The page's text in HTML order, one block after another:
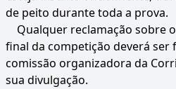
de peito durante toda a prova.
Qualquer reclamação sobre
final da competição deverá ser
comissão organizadora da
sua divulgação.